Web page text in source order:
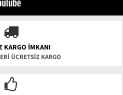
KARGO İMKANI
ÜCRETSİZ KARGO